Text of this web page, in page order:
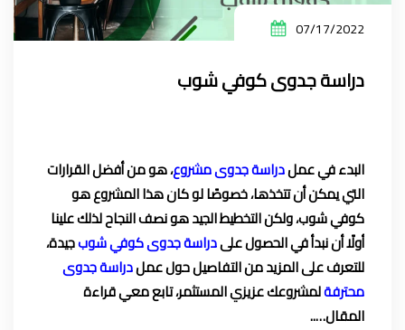
07/17/2022
دراسة جدوى كوفي شوب
البدء في عملدراسة جدوى مشروع، هو من أفضل القرارات
التي يمكن أن تتخذها، خصوصًا لو كان هذا المشروع هو
كوفي شوب، ولكن التخطيط الجيد هو نصف النجاح لذلك علينا
أولًا أن نبدأ في الحصول علىدراسة جدوى كوفي شوبجيدة،
للتعرف على المزيد من التفاصيل حول عملدراسة جدوى
محترفةلمشروعك عزيزي المستثمر، تابع معي قراءة
المقال…..